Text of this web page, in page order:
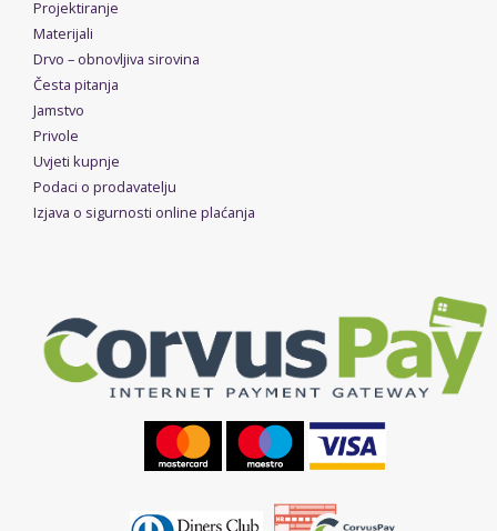
Projektiranje
Materijali
Drvo – obnovljiva sirovina
Česta pitanja
Jamstvo
Privole
Uvjeti kupnje
Podaci o prodavatelju
Izjava o sigurnosti online plaćanja